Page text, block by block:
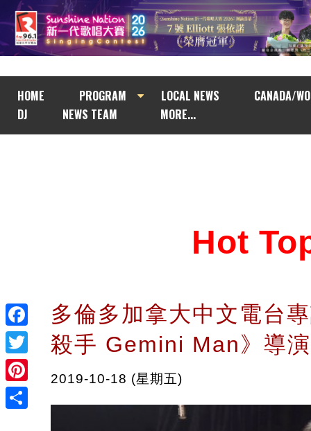
HOME PROGRAM LOCAL NEWS
CANADA/
DJ
NEWS TEAM MORE...
Facebook
Twitter
Pinterest
Hot
多倫多加拿大中文電台
殺手 Gemini Man》導
2019-10-18 (星期五)